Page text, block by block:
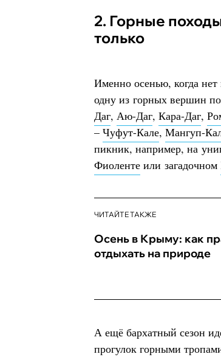
2. Горные походы, терренкур, пикники и не
только
Именно осенью, когда
одну из горных вершин
Даг, Аю-Даг, Кара-Даг,
– Чуфут-Кале, Мангуп-
пикник, например, на
Фиоленте или загадочном
ЧИТАЙТЕ ТАКЖЕ
Осень в Крыму: как
отдыхать на природе
А ещё бархатный сезон
прогулок горными